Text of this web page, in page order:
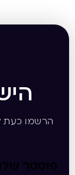
הרשמו כעת
פוסטר